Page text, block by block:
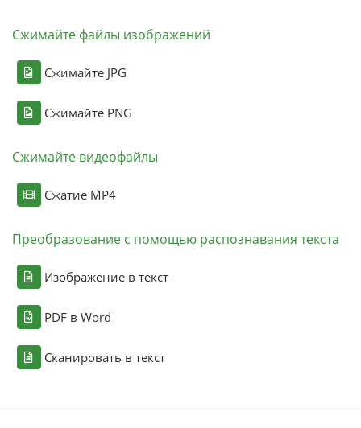
Сжимайте файлы изображений
Сжимайте JPG
Сжимайте PNG
Сжимайте видеофайлы
Сжатие MP4
Преобразование с помощью распознавания текста
Изображение в текст
PDF в Word
Сканировать в текст